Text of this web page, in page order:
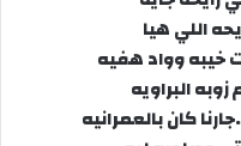
اللي هيا
وواد هفيه
البراويه
كان بالعمرانيه